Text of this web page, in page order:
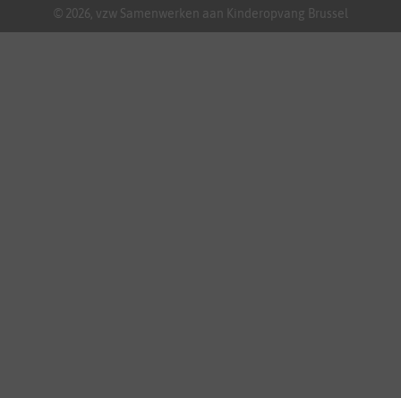
© 2026, vzw Samenwerken aan Kinderopvang Brussel